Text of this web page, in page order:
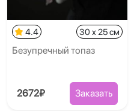
4.4 30 x 25 см
Безупречный топаз
2672₽ Заказать